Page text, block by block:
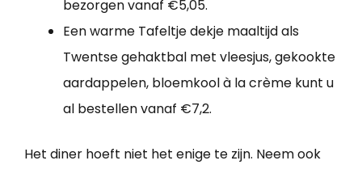
bezorgen vanaf €5,05.
Een warme Tafeltje dekje maaltijd als
Twentse gehaktbal met vleesjus, gekookte
aardappelen, bloemkool à la crème kunt u
al bestellen vanaf €7,2.
Het diner hoeft niet het enige te zijn. Neem ook